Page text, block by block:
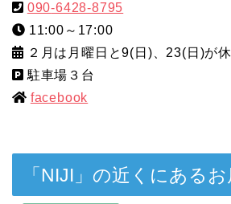
090-6428-8795
11:00～17:00
２月は月曜日と9(日)、23(日)が
駐車場３台
facebook
「NIJI」の近くにあるお